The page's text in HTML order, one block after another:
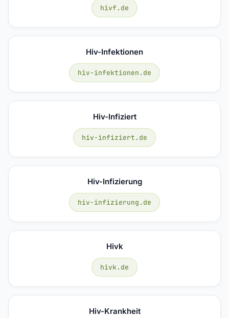
hivf.de
Hiv-Infektionen
hiv-infektionen.de
Hiv-Infiziert
hiv-infiziert.de
Hiv-Infizierung
hiv-infizierung.de
Hivk
hivk.de
Hiv-Krankheit